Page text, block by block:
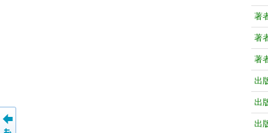
著
著
著
出
出
出